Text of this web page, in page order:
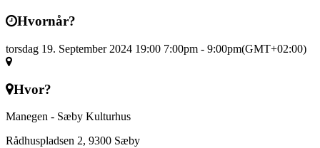
Hvornår?
torsdag 19. September 2024 19:00 7:00pm - 9:00pm(GMT+02:00)
Hvor?
Manegen - Sæby Kulturhus
Rådhuspladsen 2, 9300 Sæby